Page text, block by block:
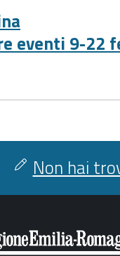
eventi 9-22
Non hai